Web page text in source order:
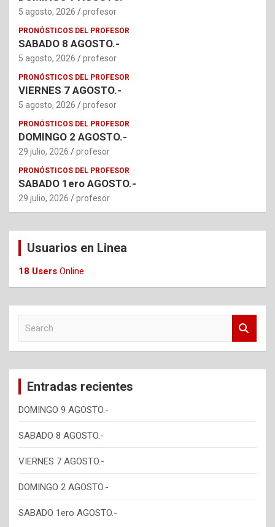
5 agosto, 2026 profesor
PRONÓSTICOS DEL PROFESOR
SABADO 8 AGOSTO.-
5 agosto, 2026 profesor
PRONÓSTICOS DEL PROFESOR
VIERNES 7 AGOSTO.-
5 agosto, 2026 profesor
PRONÓSTICOS DEL PROFESOR
DOMINGO 2 AGOSTO.-
29 julio, 2026 profesor
PRONÓSTICOS DEL PROFESOR
SABADO 1ero AGOSTO.-
29 julio, 2026 profesor
Usuarios en Linea
18 Users Online
c
Entradas recientes
DOMINGO 9 AGOSTO.-
SABADO 8 AGOSTO.-
VIERNES 7 AGOSTO.-
DOMINGO 2 AGOSTO.-
SABADO 1ero AGOSTO.-